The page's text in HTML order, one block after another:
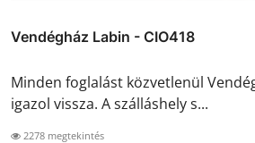
Vendégház Labin - CIO418
Minden foglalást közvetlenül
igazol vissza. A szálláshely s...
2278 megtekintés